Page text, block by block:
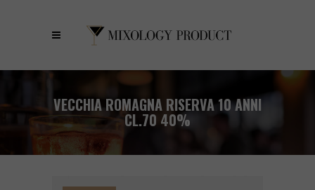
VECCHIA ROMAGNA RISERVA 10 ANNI
CL.70 40%